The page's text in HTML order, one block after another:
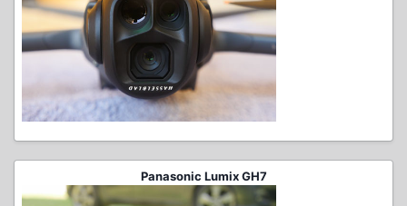
Panasonic Lumix GH7